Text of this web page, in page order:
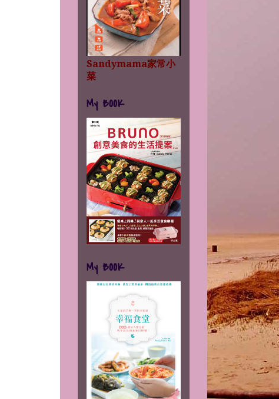
Sandymama家常小
菜
My BOOK
My BOOK